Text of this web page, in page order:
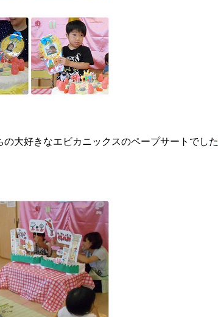
大好きなエビカニックスのペープサートでした